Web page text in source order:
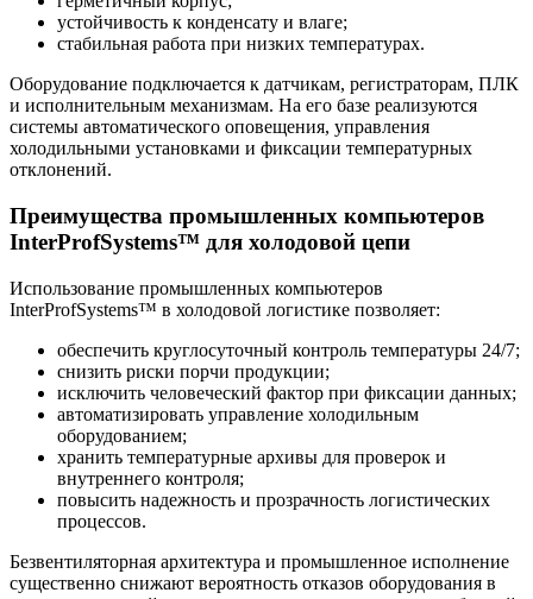
устойчивость к конденсату и влаге;
стабильная работа при низких температурах.
Оборудование подключается к датчикам, регистраторам, ПЛК
и исполнительным механизмам. На его базе реализуются
системы автоматического оповещения, управления
холодильными установками и фиксации температурных
отклонений.
Преимущества промышленных компьютеров
InterProfSystems™ для холодовой цепи
Использование промышленных компьютеров
InterProfSystems™ в холодовой логистике позволяет:
обеспечить круглосуточный контроль температуры 24/7;
снизить риски порчи продукции;
исключить человеческий фактор при фиксации данных;
автоматизировать управление холодильным
оборудованием;
хранить температурные архивы для проверок и
внутреннего контроля;
повысить надежность и прозрачность логистических
процессов.
Безвентиляторная архитектура и промышленное исполнение
существенно снижают вероятность отказов оборудования в